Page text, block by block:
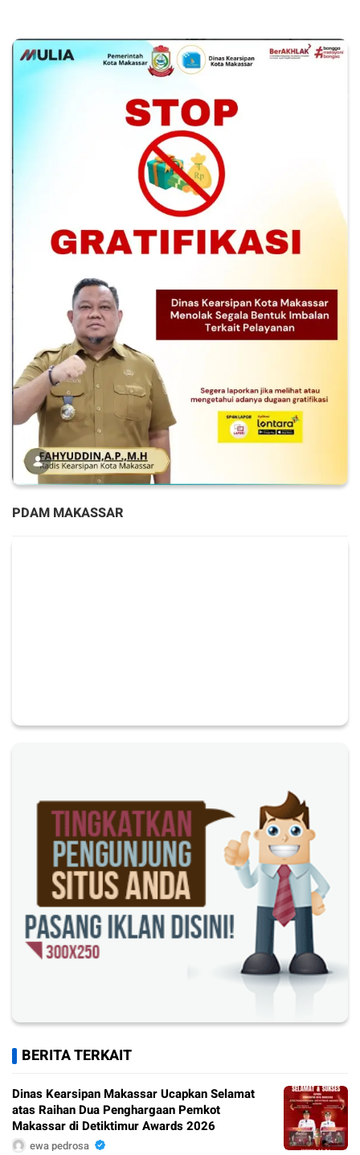
PDAM MAKASSAR
BERITA TERKAIT
Dinas Kearsipan Makassar Ucapkan Selamat
atas Raihan Dua Penghargaan Pemkot
Makassar di Detiktimur Awards 2026
ewa pedrosa